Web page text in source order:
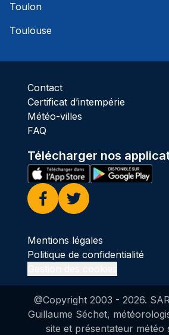
Toulon
Toulouse
Contact
Certificat d’intempérie
Météo-villes
FAQ
Télécharger nos
Facebook
Twitter
Mentions légales
Politique de confidentialité
@Copyright 2003 - 2026.
Guillaume Séchet,
site et présentateur météo